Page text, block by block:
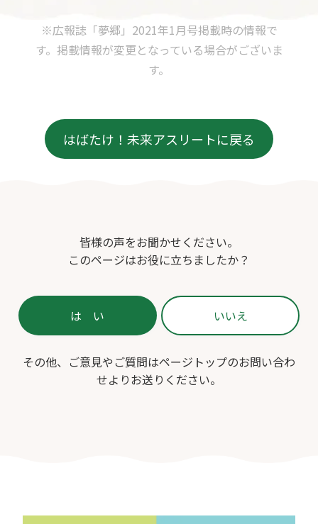
※広報誌「夢郷」2021年1月号掲載時の情報で
す。掲載情報が変更となっている場合がございま
す。
はばたけ！未来アスリートに戻る
皆様の声をお聞かせください。
このページはお役に立ちましたか？
その他、ご意見やご質問はページトップのお問い合わ
せよりお送りください。